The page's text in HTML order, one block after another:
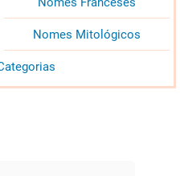
Nomes Mitológicos